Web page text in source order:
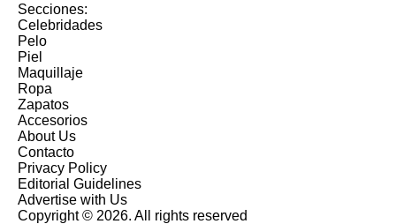
Secciones:
Celebridades
Pelo
Piel
Maquillaje
Ropa
Zapatos
Accesorios
About Us
Contacto
Privacy Policy
Editorial Guidelines
Advertise with Us
Copyright © 2026. All rights reserved